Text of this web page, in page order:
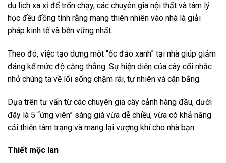
du lịch xa xỉ để trốn chạy, các chuyên gia nội thất và tâm lý
học đều đồng tình rằng mang thiên nhiên vào nhà là giải
pháp kinh tế và bền vững nhất.
Theo đó, việc tạo dựng một “ốc đảo xanh” tại nhà giúp giảm
đáng kể mức độ căng thẳng. Sự hiện diện của cây cối nhắc
nhở chúng ta về lối sống chậm rãi, tự nhiên và cân bằng.
Dựa trên tư vấn từ các chuyên gia cây cảnh hàng đầu, dưới
đây là 5 “ứng viên” sáng giá vừa dễ chiều, vừa có khả năng
cải thiện tâm trạng và mang lại vượng khí cho nhà bạn.
Thiết mộc lan